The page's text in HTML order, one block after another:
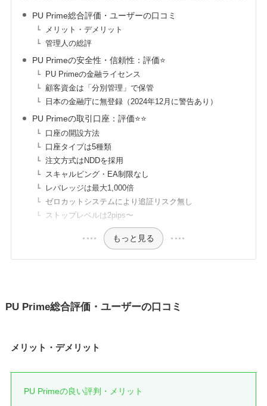
PU Prime総合評価・ユーザーの口コミ
メリット・デメリット
管理人の総評
PU Primeの安全性・信頼性：評価⭐️
PU Primeの金融ライセンス
顧客資金は「分別管理」で保管
日本の金融庁に無登録（2024年12月に警告あり）
PU Primeの取引口座：評価⭐️⭐️
口座の開設方法
口座タイプは5種類
注文方式はNDDを採用
スキャルピング・EA制限なし
レバレッジは最大1,000倍
ゼロカットシステムにより追証リスク無し
ストップレベルは2pips〜
もっと見る
PU Prime総合評価・ユーザーの口コミ
メリット・デメリット
PU Primeの良い評判・メリット